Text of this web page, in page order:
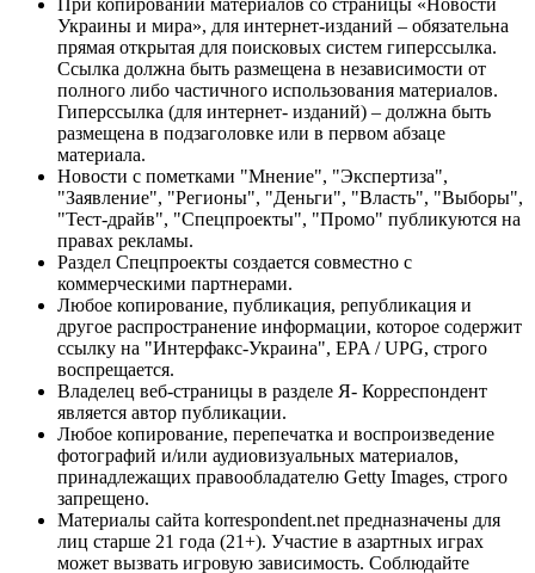
Украины и мира», для интернет-изданий – обязательна
прямая открытая для поисковых систем гиперссылка.
Ссылка должна быть размещена в независимости от
полного либо частичного использования материалов.
Гиперссылка (для интернет- изданий) – должна быть
размещена в подзаголовке или в первом абзаце
материала.
Новости с пометками "Мнение", "Экспертиза",
"Заявление", "Регионы", "Деньги", "Власть", "Выборы",
"Тест-драйв", "Спецпроекты", "Промо" публикуются на
правах рекламы.
Раздел Спецпроекты создается совместно с
коммерческими партнерами.
Любое копирование, публикация, републикация и
другое распространение информации, которое содержит
ссылку на "Интерфакс-Украина", EPA / UPG, строго
воспрещается.
Владелец веб-страницы в разделе Я- Корреспондент
является автор публикации.
Любое копирование, перепечатка и воспроизведение
фотографий и/или аудиовизуальных материалов,
принадлежащих правообладателю Getty Images, строго
запрещено.
Материалы сайта korrespondent.net предназначены для
лиц старше 21 года (21+). Участие в азартных играх
может вызвать игровую зависимость. Соблюдайте